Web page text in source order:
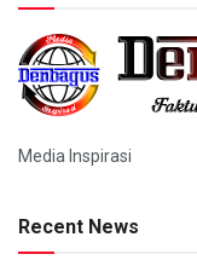
Media Inspirasi
Recent News